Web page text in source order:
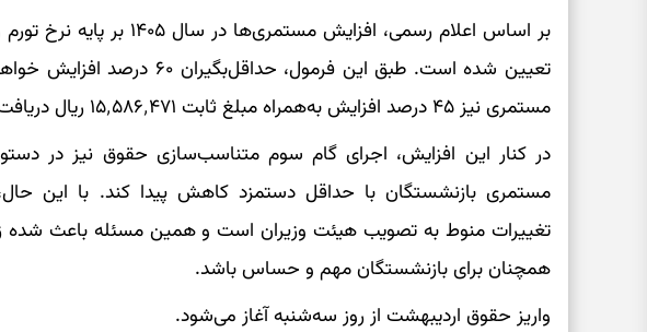
بر اساس اعلام رسمی، افزایش
تعیین شده است. طبق این فرمول،
مستمری نیز ۴۵ درصد افزایش به‌همراه مبلغ ثابت ۱۵٬۵۸۶٬۴۷۱ ریال دریافت می‌کنند.
در کنار این افزایش، اجرای گام سوم متناسب‌سازی حقوق نیز در دستور
مستمری بازنشستگان با حداقل دستمزد کاهش پیدا کند. با این
تغییرات منوط به تصویب هیئت وزیران است و همین مسئله باعث شده
همچنان برای بازنشستگان مهم و حساس باشد.
واریز حقوق اردیبهشت از روز سه‌شنبه آغاز می‌شود.